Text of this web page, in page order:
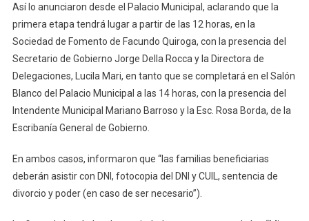
Así lo anunciaron desde el Palacio Municipal, aclarando que la
primera etapa tendrá lugar a partir de las 12 horas, en la
Sociedad de Fomento de Facundo Quiroga, con la presencia del
Secretario de Gobierno Jorge Della Rocca y la Directora de
Delegaciones, Lucila Mari, en tanto que se completará en el Salón
Blanco del Palacio Municipal a las 14 horas, con la presencia del
Intendente Municipal Mariano Barroso y la Esc. Rosa Borda, de la
Escribanía General de Gobierno.
En ambos casos, informaron que “las familias beneficiarias
deberán asistir con DNI, fotocopia del DNI y CUIL, sentencia de
divorcio y poder (en caso de ser necesario”).